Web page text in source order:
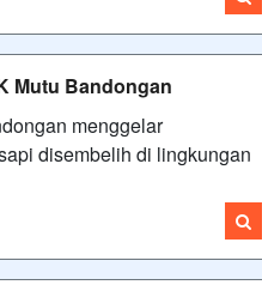
Mutu Bandongan
menggelar
disembelih di lingkungan